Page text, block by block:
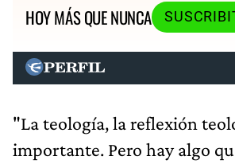
HOY MÁS QUE NUNCA
"La teología, la reflexión
importante. Pero hay algo